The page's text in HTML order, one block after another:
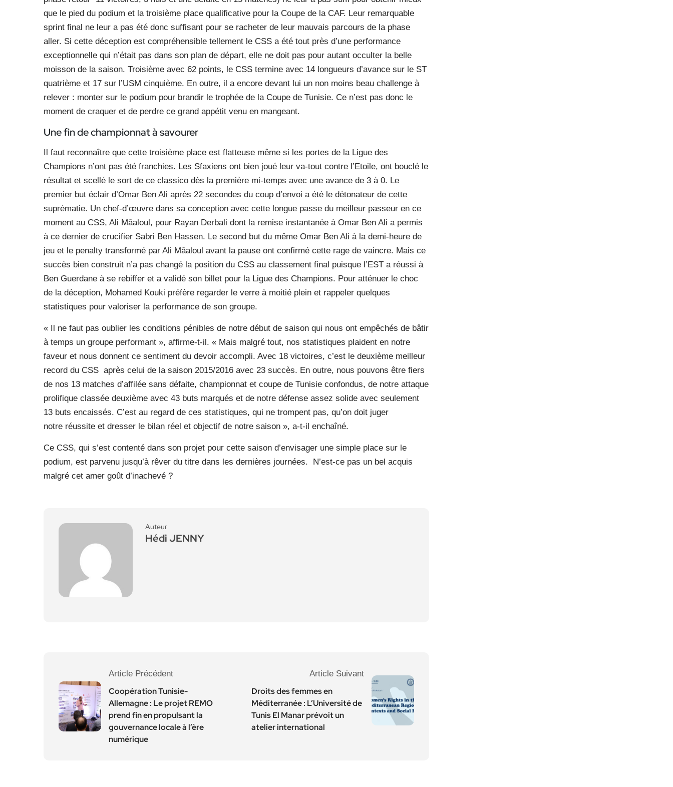
que le pied du podium et la troisième place qualificative pour la Coupe de la CAF. Leur remarquable
sprint final ne leur a pas été donc suffisant pour se racheter de leur mauvais parcours de la phase
aller. Si cette déception est compréhensible tellement le CSS a été tout près d’une performance
exceptionnelle qui n’était pas dans son plan de départ, elle ne doit pas pour autant occulter la belle
moisson de la saison. Troisième avec 62 points, le CSS termine avec 14 longueurs d’avance sur le ST
quatrième et 17 sur l’USM cinquième. En outre, il a encore devant lui un non moins beau challenge à
relever : monter sur le podium pour brandir le trophée de la Coupe de Tunisie. Ce n’est pas donc le
moment de craquer et de perdre ce grand appétit venu en mangeant.
Une fin de championnatà savourer
Il faut reconnaître que cette troisième place est flatteuse même si les portes de la Ligue des
Champions n’ont pas été franchies. Les Sfaxiens ont bien joué leur va-tout contre l’Etoile, ont bouclé le
résultat et scellé le sort de ce classico dès la première mi-temps avec une avance de 3 à 0. Le
premier but éclair d’Omar Ben Ali après 22 secondes du coup d’envoi a été le détonateur de cette
suprématie. Un chef-d’œuvre dans sa conception avec cette longue passe du meilleur passeur en ce
moment au CSS, Ali Mâaloul, pour Rayan Derbali dont la remise instantanée à Omar Ben Ali a permis
à ce dernier de crucifier Sabri Ben Hassen. Le second but du même Omar Ben Ali à la demi-heure de
jeu et le penalty transformé par Ali Mâaloul avant la pause ont confirmé cette rage de vaincre. Mais ce
succès bien construit n’a pas changé la position du CSS au classement final puisque l’EST a réussi à
Ben Guerdane à se rebiffer et a validé son billet pour la Ligue des Champions. Pour atténuer le choc
de la déception, Mohamed Kouki préfère regarder le verre à moitié plein et rappeler quelques
statistiques pour valoriser la performance de son groupe.
« Il ne faut pas oublier les conditions pénibles de notre début de saison qui nous ont empêchés de bâtir
à temps un groupe performant », affirme-t-il. « Mais malgré tout, nos statistiques plaident en notre
faveur et nous donnent ce sentiment du devoir accompli. Avec 18 victoires, c’est le deuxième meilleur
record du CSS après celui de la saison 2015/2016 avec 23 succès. En outre, nous pouvons être fiers
de nos 13 matches d’affilée sans défaite, championnat et coupe de Tunisie confondus, de notre attaque
prolifique classée deuxième avec 43 buts marqués et de notre défense assez solide avec seulement
13 buts encaissés. C’est au regard de ces statistiques, qui ne trompent pas, qu’on doit juger
notre réussite et dresser le bilan réel et objectif de notre saison », a-t-il enchaîné.
Ce CSS, qui s’est contenté dans son projet pour cette saison d’envisager une simple place sur le
podium, est parvenu jusqu’à rêver du titre dans les dernières journées. N’est-ce pas un bel acquis
malgré cet amer goût d’inachevé ?
Auteur
Hédi JENNY
Article Précédent
Coopération Tunisie-
Allemagne : Le projet REMO
prend fin en propulsant la
gouvernance locale à l’ère
numérique
Article Suivant
Droits des femmes en
Méditerranée : L’Université de
Tunis El Manar prévoit un
atelier international